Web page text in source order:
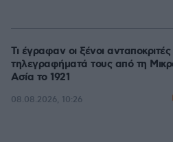
Τι έγραφαν οι ξένοι
τηλεγραφήματά τους από τη
Ασία το 1921
08.08.2026, 10:26